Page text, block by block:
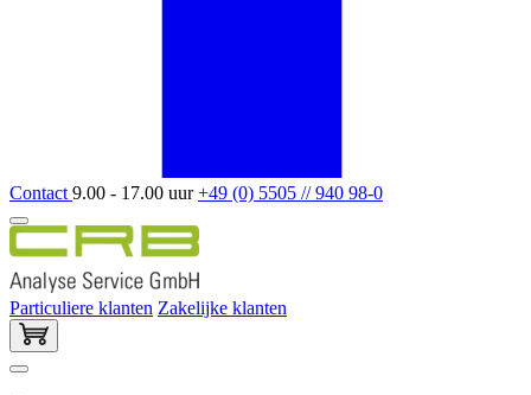
Contact 9.00 - 17.00 uur+49 (0) 5505 // 940 98-0
Particuliere klanten Zakelijke klanten